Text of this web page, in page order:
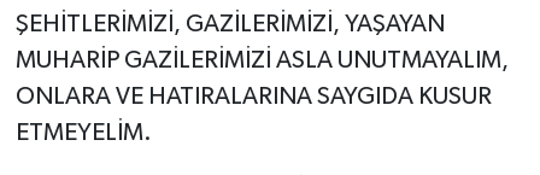
ŞEHİTLERİMİZİ, GAZİLERİMİZİ, YAŞAYAN
MUHARİP GAZİLERİMİZİ ASLA UNUTMAYALIM,
ONLARA VE HATIRALARINA SAYGIDA KUSUR
ETMEYELİM.